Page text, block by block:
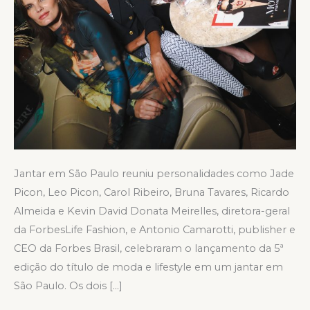
Jantar em São Paulo reuniu personalidades como Jade
Picon, Leo Picon, Carol Ribeiro, Bruna Tavares, Ricardo
Almeida e Kevin David Donata Meirelles, diretora-geral
da ForbesLife Fashion, e Antonio Camarotti, publisher e
CEO da Forbes Brasil, celebraram o lançamento da 5ª
edição do título de moda e lifestyle em um jantar em
São Paulo. Os dois […]